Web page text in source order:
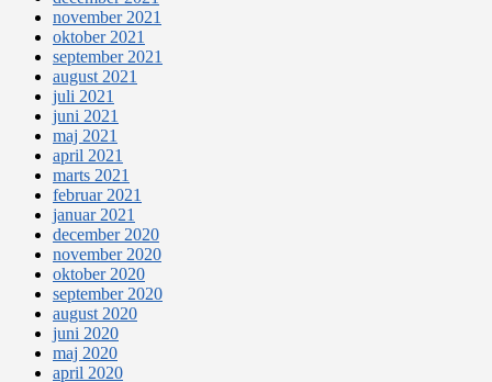
november 2021
oktober 2021
september 2021
august 2021
juli 2021
juni 2021
maj 2021
april 2021
marts 2021
februar 2021
januar 2021
december 2020
november 2020
oktober 2020
september 2020
august 2020
juni 2020
maj 2020
april 2020